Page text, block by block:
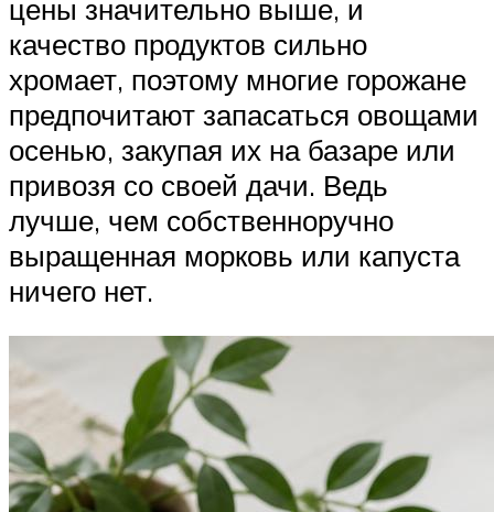
цены значительно выше, и
качество продуктов сильно
хромает, поэтому многие горожане
предпочитают запасаться овощами
осенью, закупая их на базаре или
привозя со своей дачи. Ведь
лучше, чем собственноручно
выращенная морковь или капуста
ничего нет.